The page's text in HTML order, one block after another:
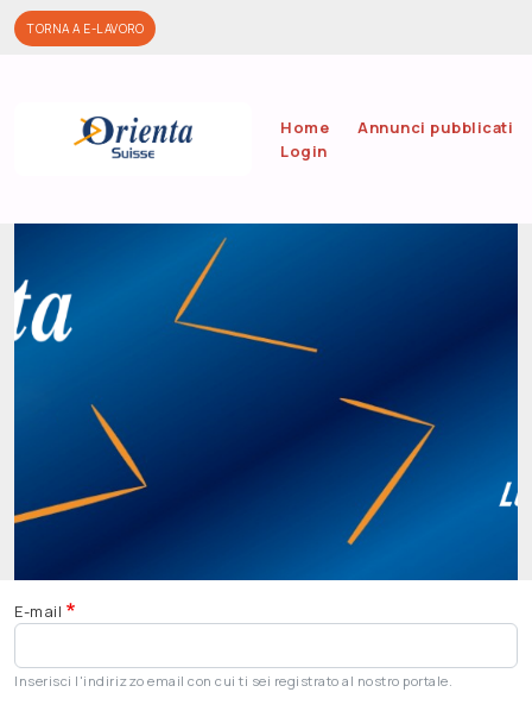
Salta al contenuto principale
TORNA A E-LAVORO
Home
Annunci pubblicati
Login
E-mail
Inserisci l'indirizzo email con cui ti sei registrato al nostro portale.